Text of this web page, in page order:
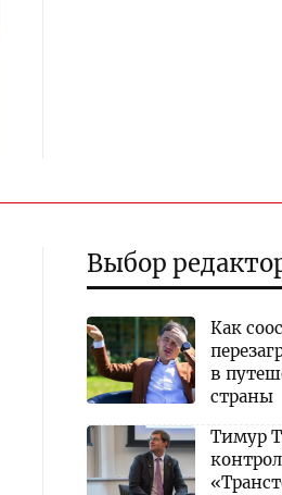
Выбор
Как
в
страны
Тимур